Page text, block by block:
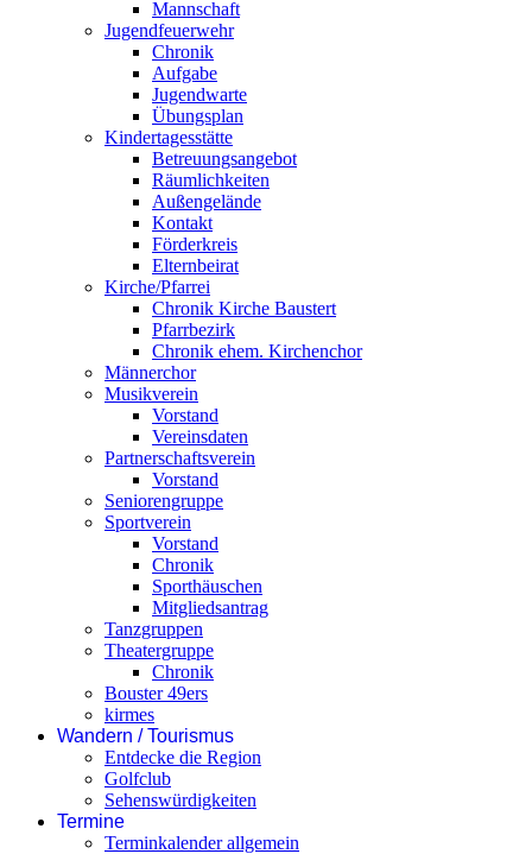
Mannschaft
Jugendfeuerwehr
Chronik
Aufgabe
Jugendwarte
Übungsplan
Kindertagesstätte
Betreuungsangebot
Räumlichkeiten
Außengelände
Kontakt
Förderkreis
Elternbeirat
Kirche/Pfarrei
Chronik Kirche Baustert
Pfarrbezirk
Chronik ehem. Kirchenchor
Männerchor
Musikverein
Vorstand
Vereinsdaten
Partnerschaftsverein
Vorstand
Seniorengruppe
Sportverein
Vorstand
Chronik
Sporthäuschen
Mitgliedsantrag
Tanzgruppen
Theatergruppe
Chronik
Bouster 49ers
kirmes
Wandern / Tourismus
Entdecke die Region
Golfclub
Sehenswürdigkeiten
Termine
Terminkalender allgemein